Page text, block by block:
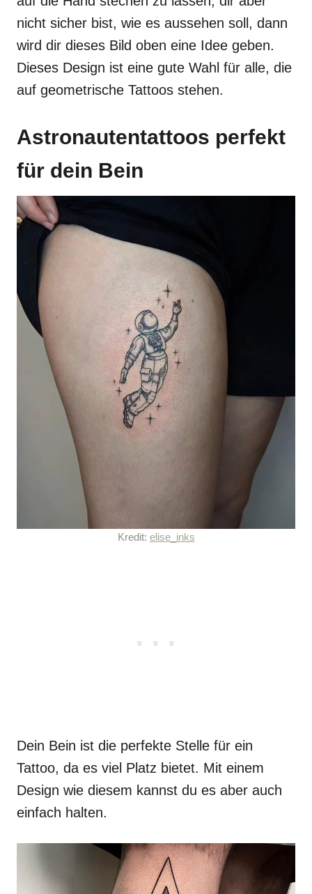
nicht sicher bist, wie es aussehen soll, dann
wird dir dieses Bild oben eine Idee geben.
Dieses Design ist eine gute Wahl für alle, die
auf geometrische Tattoos stehen.
Astronautentattoos perfekt
für dein Bein
Kredit: elise_inks
Dein Bein ist die perfekte Stelle für ein
Tattoo, da es viel Platz bietet. Mit einem
Design wie diesem kannst du es aber auch
einfach halten.